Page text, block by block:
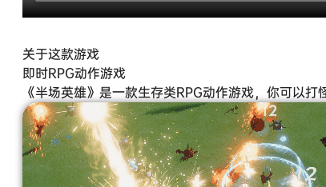
关于这款游戏
即时RPG动作游戏
《半场英雄》是一款生存类RPG动作游戏，你可以